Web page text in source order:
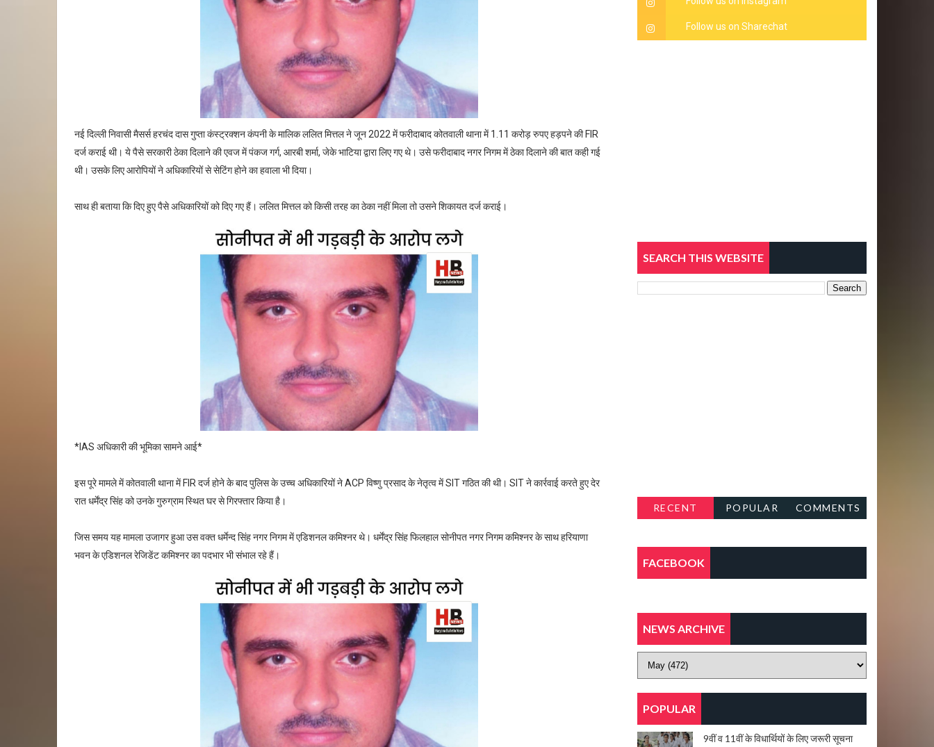
नई दिल्ली निवासी मैसर्स हरचंद दास गुप्ता कंस्ट्रक्शन कंपनी के मालिक ललित मित्तल ने जून 2022 में फरीदाबाद कोतवाली थाना में 1.11 करोड़ रुपए हड़पने की FIR
दर्ज कराई थी। ये पैसे सरकारी ठेका दिलाने की एवज में पंकज गर्ग, आरबी शर्मा, जेके भाटिया द्वारा लिए गए थे। उसे फरीदाबाद नगर निगम में ठेका दिलाने की बात कही गई
थी। उसके लिए आरोपियों ने अधिकारियों से सेटिंग होने का हवाला भी दिया।
साथ ही बताया कि दिए हुए पैसे अधिकारियों को दिए गए हैं। ललित मित्तल को किसी तरह का ठेका नहीं मिला तो उसने शिकायत दर्ज कराई।
*IAS अधिकारी की भूमिका सामने आई*
इस पूरे मामले में कोतवाली थाना में FIR दर्ज होने के बाद पुलिस के उच्च अधिकारियों ने ACP विष्णु प्रसाद के नेतृत्व में SIT गठित की थी। SIT ने कार्रवाई करते हुए देर
रात धर्मेंद्र सिंह को उनके गुरुग्राम स्थित घर से गिरफ्तार किया है।
जिस समय यह मामला उजागर हुआ उस वक्त धर्मेन्द सिंह नगर निगम में एडिशनल कमिश्नर थे। धर्मेंद्र सिंह फिलहाल सोनीपत नगर निगम कमिश्नर के साथ हरियाणा
भवन के एडिशनल रेजिडेंट कमिश्नर का पदभार भी संभाल रहे हैं।
SEARCH THIS WEBSITE
RECENT POPULAR COMMENTS
FACEBOOK
NEWS ARCHIVE
POPULAR
9वीं व 11वीं के विधार्थियों के लिए जरूरी सूचना